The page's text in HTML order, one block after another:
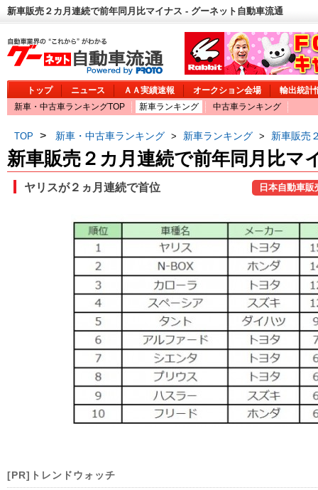
新車販売２カ月連続で前年同月比マイナス - グーネット自動車流通
トップ ニュース ＡＡ実績速報 オークション会場
輸出統計
新車・中古車ランキングTOP
新車ランキング 中古車ランキング
TOP > 新車・中古車ランキング > 新車ランキング > 新車販売
新車販売２カ月連続で前年同月比マ
ヤリスが２ヵ月連続で首位 日本自動車
[PR]トレンドウォッチ